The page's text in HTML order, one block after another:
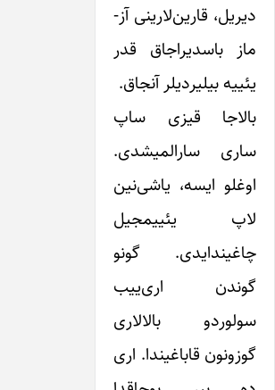
‌دیریل، قارین‌لارینی آز-
ماز باسدیراجاق قدر
یئییه بیلیردیلر آنجاق.
بالاجا قیزی ساپ
ساری سارالمیشدی.
اوغلو ایسه، یاشی‌نین
لاپ یئییمجیل
چاغیندایدی. گونو
گوندن اری‌ییب
سولوردو بالالاری
گوزونون قاباغیندا. اری